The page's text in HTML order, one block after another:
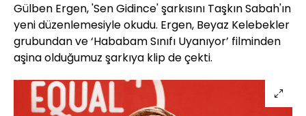
Gülben Ergen, 'Sen Gidince' şarkısını Taşkın Sabah'ın
yeni düzenlemesiyle okudu. Ergen, Beyaz Kelebekler
grubundan ve ‘Hababam Sınıfı Uyanıyor’ filminden
aşina olduğumuz şarkıya klip de çekti.